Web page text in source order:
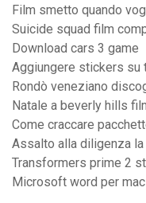
Film smetto quando
Suicide squad film
Download cars 3 game
Aggiungere stickers su
Rondò veneziano
Natale a beverly hills
Come craccare
Assalto alla diligenza
Transformers prime 2
Microsoft word per